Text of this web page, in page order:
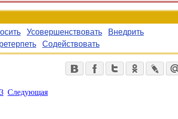
Усовершенствовать
Внедрить
Содействовать
3 Следующая